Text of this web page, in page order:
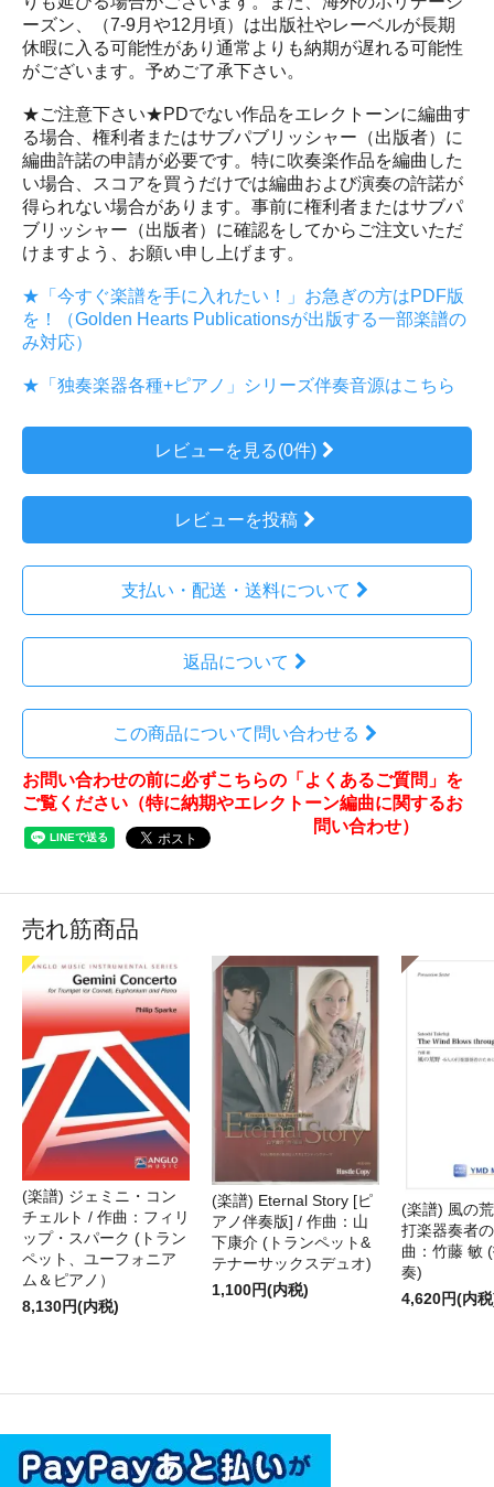
ーズン、（7-9月や12月頃）は出版社やレーベルが長期
休暇に入る可能性があり通常よりも納期が遅れる可能性
がございます。予めご了承下さい。
★ご注意下さい★PDでない作品をエレクトーンに編曲す
る場合、権利者またはサブパブリッシャー（出版者）に
編曲許諾の申請が必要です。特に吹奏楽作品を編曲した
い場合、スコアを買うだけでは編曲および演奏の許諾が
得られない場合があります。事前に権利者またはサブパ
ブリッシャー（出版者）に確認をしてからご注文いただ
けますよう、お願い申し上げます。
★「今すぐ楽譜を手に入れたい！」お急ぎの方はPDF版
を！（Golden Hearts Publicationsが出版する一部楽譜の
み対応）
★「独奏楽器各種+ピアノ」シリーズ伴奏音源はこちら
レビューを見る(0件)
レビューを投稿
支払い・配送・送料について
返品について
この商品について問い合わせる
お問い合わせの前に必ずこちらの「よくあるご質問」を
ご覧ください（特に納期やエレクトーン編曲に関するお
問い合わせ）
売れ筋商品
(楽譜) ジェミニ・コン
チェルト / 作曲：フィリ
ップ・スパーク (トラン
ペット、ユーフォニア
ム＆ピアノ）
8,130円(内税)
(楽譜) Eternal Story [ピ
アノ伴奏版] / 作曲：山
下康介 (トランペット&
テナーサックスデュオ)
1,100円(内税)
(楽譜) 風の
打楽器奏者
曲：竹藤 敏
奏)
4,620円(内